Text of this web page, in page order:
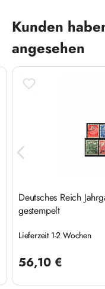
Produktgalerie
Kunden
angesehen
Deutsches Reich
gestempelt
Lieferzeit 1-2 Wochen
56,10 €